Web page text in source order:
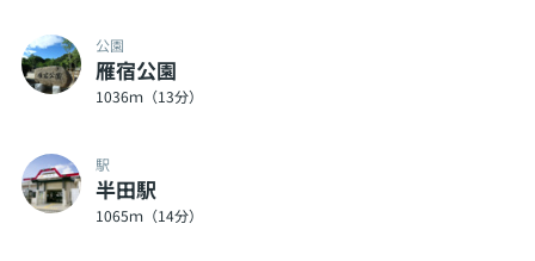
公園
雁宿公園
1036ｍ（13分）
駅
半田駅
1065ｍ（14分）